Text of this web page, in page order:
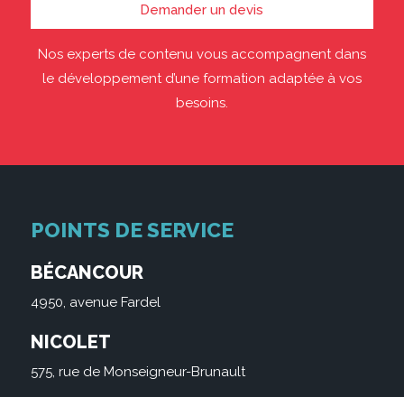
Demander un devis
Nos experts de contenu vous accompagnent dans
le développement d’une formation adaptée à vos
besoins.
POINTS DE SERVICE
BÉCANCOUR
4950, avenue Fardel
NICOLET
575, rue de Monseigneur-Brunault